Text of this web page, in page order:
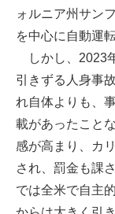
ォルニア州サン
を中心に自動運
しかし、2023
引きずる人身事
れ自体よりも、
載があったこと
感が高まり、カ
され、罰金も課
では全米で自主